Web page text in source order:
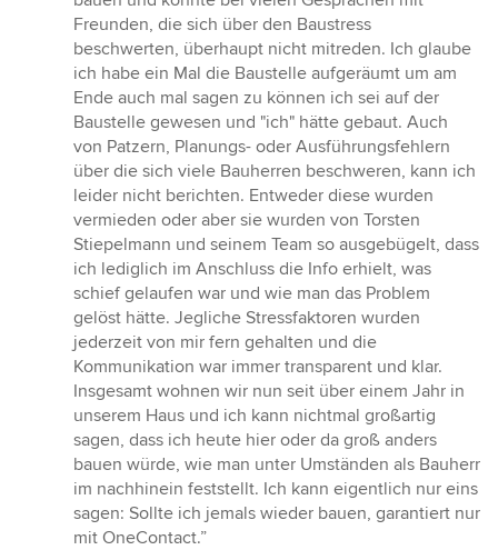
Freunden, die sich über den Baustress
beschwerten, überhaupt nicht mitreden. Ich glaube
ich habe ein Mal die Baustelle aufgeräumt um am
Ende auch mal sagen zu können ich sei auf der
Baustelle gewesen und "ich" hätte gebaut. Auch
von Patzern, Planungs- oder Ausführungsfehlern
über die sich viele Bauherren beschweren, kann ich
leider nicht berichten. Entweder diese wurden
vermieden oder aber sie wurden von Torsten
Stiepelmann und seinem Team so ausgebügelt, dass
ich lediglich im Anschluss die Info erhielt, was
schief gelaufen war und wie man das Problem
gelöst hätte. Jegliche Stressfaktoren wurden
jederzeit von mir fern gehalten und die
Kommunikation war immer transparent und klar.
Insgesamt wohnen wir nun seit über einem Jahr in
unserem Haus und ich kann nichtmal großartig
sagen, dass ich heute hier oder da groß anders
bauen würde, wie man unter Umständen als Bauherr
im nachhinein feststellt. Ich kann eigentlich nur eins
sagen: Sollte ich jemals wieder bauen, garantiert nur
mit OneContact.”